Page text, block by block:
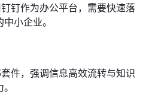
钉作为办公平台，需要快速落
小企业。
件，强调信息高效流转与知识